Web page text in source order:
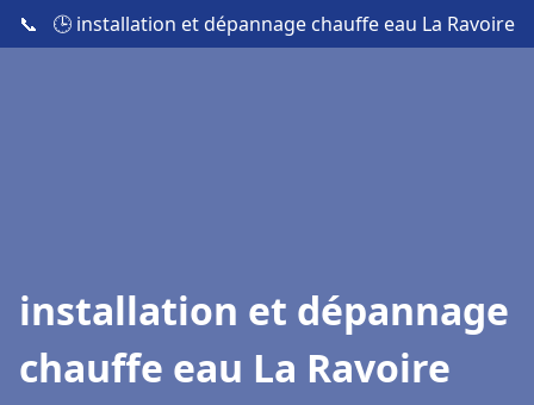
📞 🕒 installation et dépannage chauffe eau La Ravoire
installation et dépannage
chauffe eau La Ravoire